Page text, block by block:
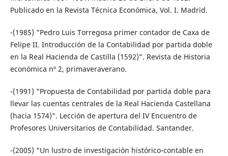
Publicado en la Revista Técnica Económica, Vol. I. Madrid.
-(1985) "Pedro Luis Torregosa primer contador de Caxa de
Felipe II. Introducción de la Contabilidad por partida doble
en la Real Hacienda de Castilla (1592)". Revista de Historia
económica nº 2, primaveraverano.
-(1991) "Propuesta de Contabilidad por partida doble para
llevar las cuentas centrales de la Real Hacienda Castellana
(hacia 1574)". Lección de apertura del IV Encuentro de
Profesores Universitarios de Contabilidad. Santander.
-(2005) "Un lustro de investigación histórico-contable en